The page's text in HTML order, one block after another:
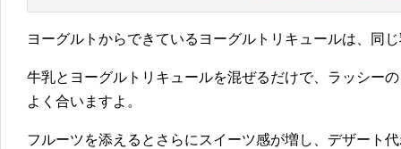
ヨーグルトからできているヨーグルトリキュールは、同
牛乳とヨーグルトリキュールを混ぜるだけで、ラッシー
よく合いますよ。
フルーツを添えるとさらにスイーツ感が増し、デザート